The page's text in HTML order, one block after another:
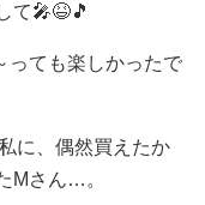
て🎤😆🎵
っても楽しかったで
に、偶然買えたか
Mさん…。